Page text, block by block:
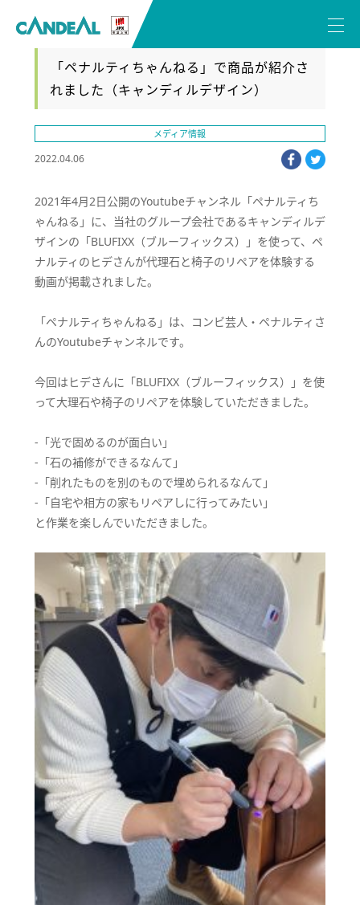
「ペナルティちゃんねる」で商品が紹介さ
れました（キャンディルデザイン）
メディア情報
2022.04.06 facebook
2021年4月2日公開のYoutubeチャンネル「ペナルティち
ゃんねる」に、当社のグループ会社であるキャンディルデ
ザインの「BLUFIXX（ブルーフィックス）」を使って、ペ
ナルティのヒデさんが代理石と椅子のリペアを体験する
動画が掲載されました。
「ペナルティちゃんねる」は、コンビ芸人・ペナルティさ
んのYoutubeチャンネルです。
今回はヒデさんに「BLUFIXX（ブルーフィックス）」を使
って大理石や椅子のリペアを体験していただきました。
-「光で固めるのが面白い」
-「石の補修ができるなんて」
-「削れたものを別のもので埋められるなんて」
-「自宅や相方の家もリペアしに行ってみたい」
と作業を楽しんでいただきました。